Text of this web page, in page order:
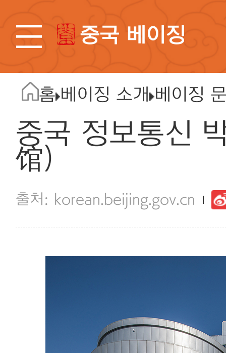
중국 베이징
홈 베이징 소개 베이징
중국 정보통신
馆)
korean.beijing.gov.cn